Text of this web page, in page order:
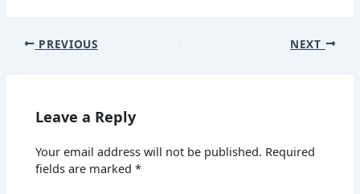
PREVIOUS NEXT
Leave a Reply
Your email address will not be published. Required
fields are marked*